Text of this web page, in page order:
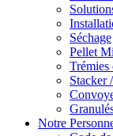
Séchage
Pellet
Trémies
Stacker
Notre